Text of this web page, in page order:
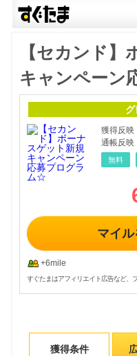
【セカンド】
キャンペーン
獲得反映
通帳反映
無料
マイ
+6mile
すぐたまはアフィリエイト広告など、
獲得条件